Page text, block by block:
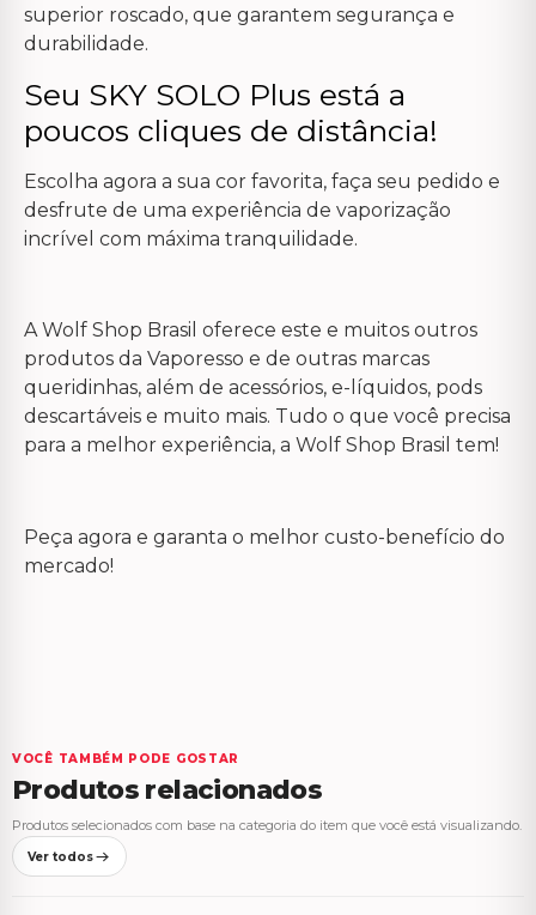
superior roscado, que garantem segurança e
durabilidade.
Seu SKY SOLO Plus está a
poucos cliques de distância!
Escolha agora a sua cor favorita, faça seu pedido e
desfrute de uma experiência de vaporização
incrível com máxima tranquilidade.
A Wolf Shop Brasil oferece este e muitos outros
produtos da Vaporesso e de outras marcas
queridinhas, além de acessórios, e-líquidos, pods
descartáveis e muito mais. Tudo o que você precisa
para a melhor experiência, a Wolf Shop Brasil tem!
Peça agora e garanta o melhor custo-benefício do
mercado!
VOCÊ TAMBÉM PODE GOSTAR
Produtos relacionados
Produtos selecionados com base na categoria do item que você está visualizando.
Ver todos